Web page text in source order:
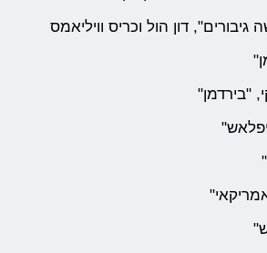
גיבורים", דון הול וכריס וויליאמס
"בירדמן"